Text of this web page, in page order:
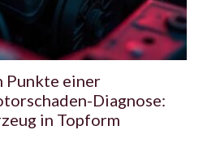
Punkte einer
Diagnose:
in Topform